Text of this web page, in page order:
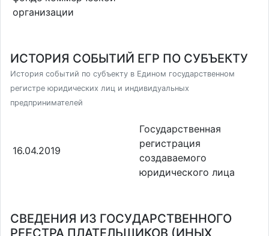
организации
ИСТОРИЯ СОБЫТИЙ ЕГР ПО СУБЪЕКТУ
История событий по субъекту в Едином государственном
регистре юридических лиц и индивидуальных
предпринимателей
16.04.2019
Государственная
регистрация
создаваемого
юридического лица
СВЕДЕНИЯ ИЗ ГОСУДАРСТВЕННОГО
РЕЕСТРА ПЛАТЕЛЬЩИКОВ (ИНЫХ